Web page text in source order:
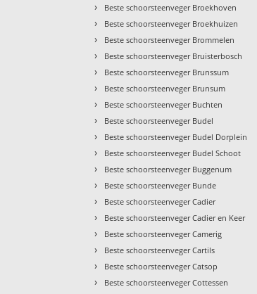
› Beste schoorsteenveger Broekhoven
› Beste schoorsteenveger Broekhuizen
› Beste schoorsteenveger Brommelen
› Beste schoorsteenveger Bruisterbosch
› Beste schoorsteenveger Brunssum
› Beste schoorsteenveger Brunsum
› Beste schoorsteenveger Buchten
› Beste schoorsteenveger Budel
› Beste schoorsteenveger Budel Dorplein
› Beste schoorsteenveger Budel Schoot
› Beste schoorsteenveger Buggenum
› Beste schoorsteenveger Bunde
› Beste schoorsteenveger Cadier
› Beste schoorsteenveger Cadier en Keer
› Beste schoorsteenveger Camerig
› Beste schoorsteenveger Cartils
› Beste schoorsteenveger Catsop
› Beste schoorsteenveger Cottessen